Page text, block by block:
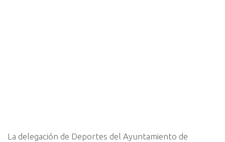
La delegación de Deportes del Ayuntamiento de